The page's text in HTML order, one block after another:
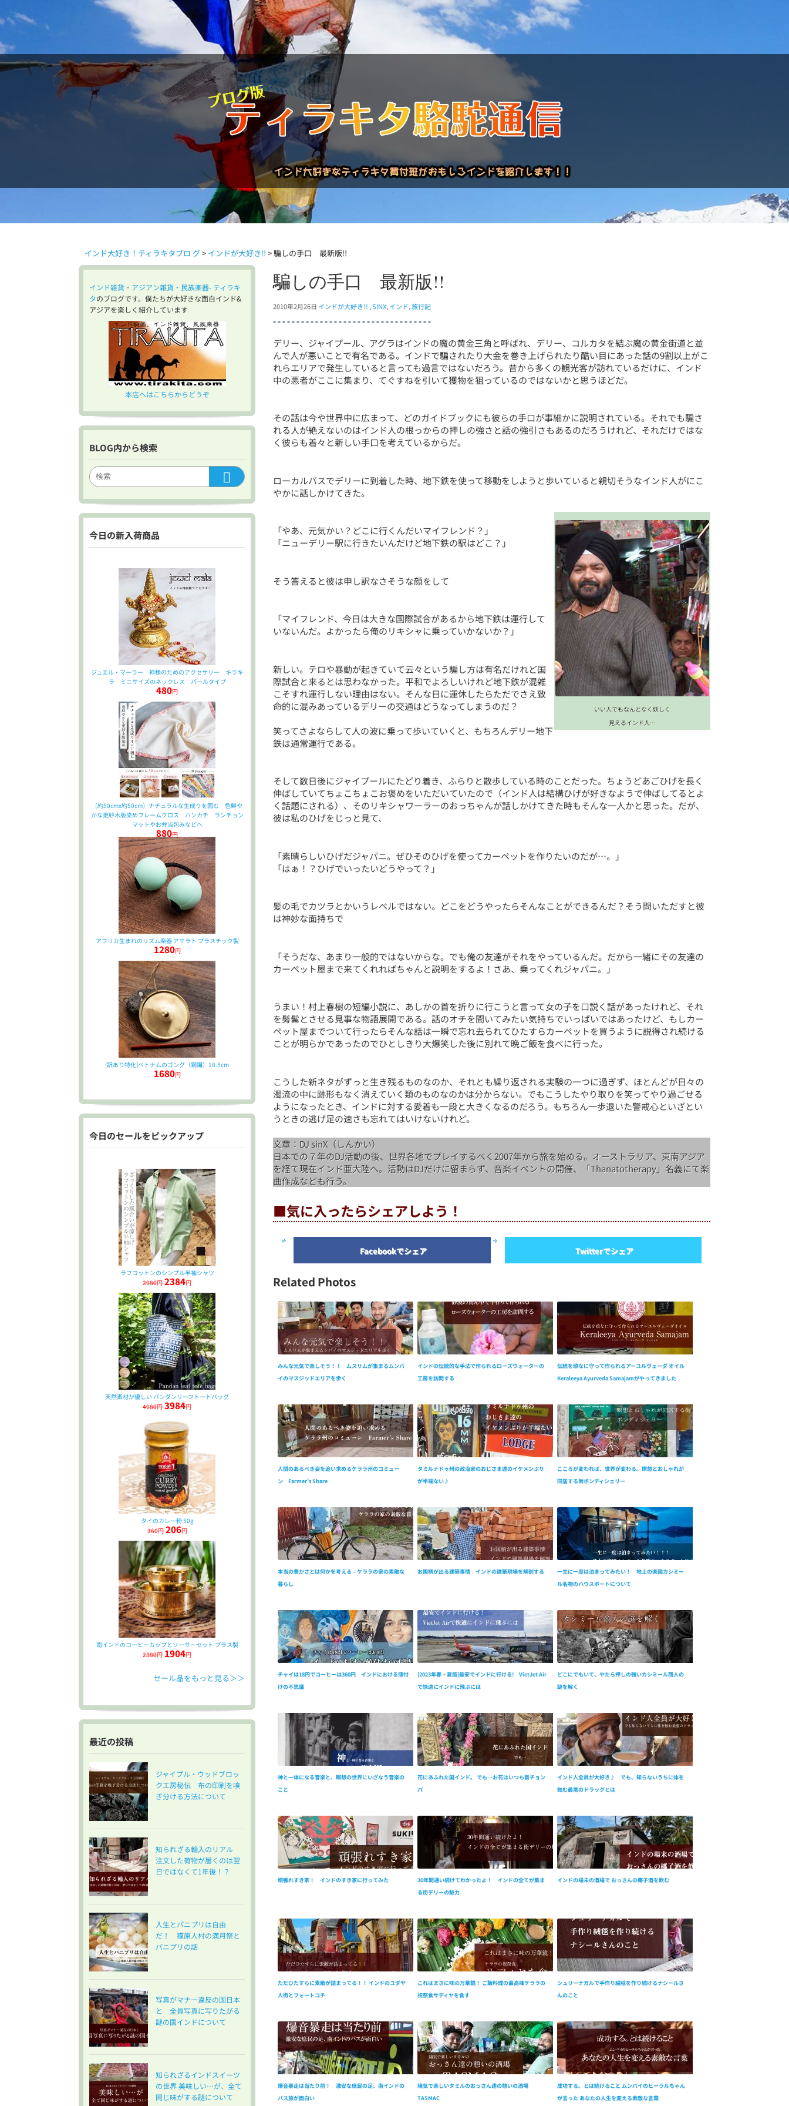
インド大好き！ティラキタブロ グ> インドが大好き!! >騙しの手口 最新版!!
騙しの手口 最新版!!
2010年2月26日 インドが大好き!! ,SINX, インド,旅行記
デリー、ジャイプール、アグラはインドの魔の黄金三角と呼ばれ、デリー、コルカタを結ぶ魔の黄金街道と並
んで人が悪いことで有名である。インドで騙されたり大金を巻き上げられたり酷い目にあった話の9割以上がこ
れらエリアで発生していると言っても過言ではないだろう。昔から多くの観光客が訪れているだけに、インド
中の悪者がここに集まり、てぐすねを引いて獲物を狙っているのではないかと思うほどだ。
その話は今や世界中に広まって、どのガイドブックにも彼らの手口が事細かに説明されている。それでも騙さ
れる人が絶えないのはインド人の根っからの押しの強さと話の強引さもあるのだろうけれど、それだけではな
く彼らも着々と新しい手口を考えているからだ。
ローカルバスでデリーに到着した時、地下鉄を使って移動をしようと歩いていると親切そうなインド人がにこ
やかに話しかけてきた。
いい人でもなんとなく妖しく
見えるインド人…
「やあ、元気かい？どこに行くんだいマイフレンド？」
「ニューデリー駅に行きたいんだけど地下鉄の駅はどこ？」
そう答えると彼は申し訳なさそうな顔をして
「マイフレンド、今日は大きな国際試合があるから地下鉄は運行して
いないんだ。よかったら俺のリキシャに乗っていかないか？」
新しい。テロや暴動が起きていて云々という騙し方は有名だけれど国
際試合と来るとは思わなかった。平和でよろしいけれど地下鉄が混雑
こそすれ運行しない理由はない。そんな日に運休したらただでさえ致
命的に混みあっているデリーの交通はどうなってしまうのだ？
笑ってさよならして人の波に乗って歩いていくと、もちろんデリー地下
鉄は通常運行である。
そして数日後にジャイプールにたどり着き、ふらりと散歩している時のことだった。ちょうどあごひげを長く
伸ばしていてちょこちょこお褒めをいただいていたので（インド人は結構ひげが好きなようで伸ばしてるとよ
く話題にされる）、そのリキシャワーラーのおっちゃんが話しかけてきた時もそんな一人かと思った。だが、
彼は私のひげをじっと見て、
「素晴らしいひげだジャパニ。ぜひそのひげを使ってカーペットを作りたいのだが…。」
「はぁ！？ひげでいったいどうやって？」
髪の毛でカツラとかいうレベルではない。どこをどうやったらそんなことができるんだ？そう問いただすと彼
は神妙な面持ちで
「そうだな、あまり一般的ではないからな。でも俺の友達がそれをやっているんだ。だから一緒にその友達の
カーペット屋まで来てくれればちゃんと説明をするよ！さあ、乗ってくれジャパニ。」
うまい！村上春樹の短編小説に、あしかの首を折りに行こうと言って女の子を口説く話があったけれど、それ
を髣髴とさせる見事な物語展開である。話のオチを聞いてみたい気持ちでいっぱいではあったけど、もしカー
ペット屋までついて行ったらそんな話は一瞬で忘れ去られてひたすらカーペットを買うように説得され続ける
ことが明らかであったのでひとしきり大爆笑した後に別れて晩ご飯を食べに行った。
こうした新ネタがずっと生き残るものなのか、それとも繰り返される実験の一つに過ぎず、ほとんどが日々の
濁流の中に跡形もなく消えていく類のものなのかは分からない。でもこうしたやり取りを笑ってやり過ごせる
ようになったとき、インドに対する愛着も一段と大きくなるのだろう。もちろん一歩退いた警戒心といざとい
うときの逃げ足の速さも忘れてはいけないけれど。
文章：DJ sinX（しんかい）
日本での７年のDJ活動の後、世界各地でプレイするべく2007年から旅を始める。オーストラリア、東南アジア
を経て現在インド亜大陸へ。活動はDJだけに留まらず、音楽イベントの開催、「Thanatotherapy」名義にて楽
曲作成なども行う。
■気に入ったらシェアしよう！
Facebookでシェア Twitterでシェア
Related Photos
みんな元気で楽しそう！！ ムスリムが集まるムンバ
イのマスジッドエリアを歩く
インドの伝統的な手法で作られるローズウォーターの
工房を訪問する
伝統を頑なに守って作られるアーユルヴェーダ オイル
Keraleeya Ayurveda Samajamがやってきました
人間のあるべき姿を追い求めるケララ州のコミュー
ン Farmer’s Share
タミルナドゥ州の政治家のおじさま達のイケメンぶり
が半端ない♪
こころが変われば、世界が変わる。瞑想とおしゃれが
同居する街ポンディシェリー
本当の豊かさとは何かを考える – ケララの家の素敵な
暮らし
お国柄が出る建築事情 インドの建築現場を解剖する
一生に一度は泊まってみたい！ 地上の楽園カシミー
ル名物のハウスボートについて
チャイは18円でコーヒーは360円 インドにおける値付
けの不思議
[2023年春・夏版]最安でインドに行ける! VietJet Air
で快適にインドに飛ぶには
どこにでもいて、やたら押しの強いカシミール商人の
謎を解く
神と一体になる音楽と、瞑想の世界にいざなう音楽の
こと
花にあふれた国インド。 でも…お花はいつも首チョン
パ
インド人全員が大好き♪ でも、知らないうちに体を
蝕む最悪のドラッグとは
頑張れすき家！ インドのすき家に行ってみた
30年間通い続けてわかったよ！ インドの全てが集ま
る街デリーの魅力
インドの場末の酒場で おっさんの椰子酒を飲む
ただひたすらに素敵が詰まってる！！ インドのユダヤ
人街とフォートコチ
これはまさに味の万華鏡！ ご飯料理の最高峰ケララの
祝祭食サディヤを食す
シュリーナガルで手作り絨毯を作り続けるナシールさ
んのこと
爆音暴走は当たり前！ 激安な庶民の足、南インドの
バス旅が面白い
陽気で楽しいタミルのおっさん達の憩いの酒場
TASMAC
成功する。とは続けること ムンバイのヒーラルちゃん
が言った あなたの人生を変える素敵な言葉
インド雑貨・アジアン雑貨・民族楽器- ティラキ
タのブログです。僕たちが大好きな面白インド&
アジアを楽しく紹介しています
本店へはこちらからどうぞ
BLOG内から検索
今日の新入荷商品
ジュエル・マーラー 神様のためのアクセサリー キラキ
ラ ミニサイズのネックレス パールタイプ
480円
〔約50cmx約50cm〕ナチュラルな生成りを囲む 色鮮や
かな更紗木版染めフレームクロス ハンカチ ランチョン
マットやお弁当包みなどへ
880円
アフリカ生まれのリズム楽器 アサラト プラスチック製
1280円
[訳あり特化]ベトナムのゴング（銅鑼）18.5cm
1680円
今日のセールをピックアップ
ラフコットンのシンプル半袖シャツ
2980円2384円
天然素材が優しい パンダンリーフトートバッグ
4980円3984円
タイのカレー粉 50g
360円206円
南インドのコーヒーカップとソーサーセット ブラス製
2380円1904円
セール品をもっと見る＞＞
最近の投稿
ジャイプル・ウッドブロッ
ク工房秘伝 布の印刷を嗅
ぎ分ける方法について
知られざる輸入のリアル
注文した荷物が届くのは翌
日ではなくて1年後！？
人生とパニプリは自由
だ！ 獏原人村の満月祭と
パニプリの話
写真がマナー違反の国日本
と 全員写真に写りたがる
謎の国インドについて
知られざるインドスイーツ
の世界 美味しい…が、全て
同じ味がする謎について